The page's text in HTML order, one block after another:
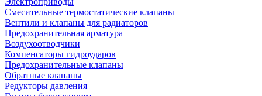
Смесительные термостатические клапаны
Вентили и клапаны для радиаторов
Предохранительная арматура
Воздухоотводчики
Компенсаторы гидроударов
Предохранительные клапаны
Обратные клапаны
Редукторы давления